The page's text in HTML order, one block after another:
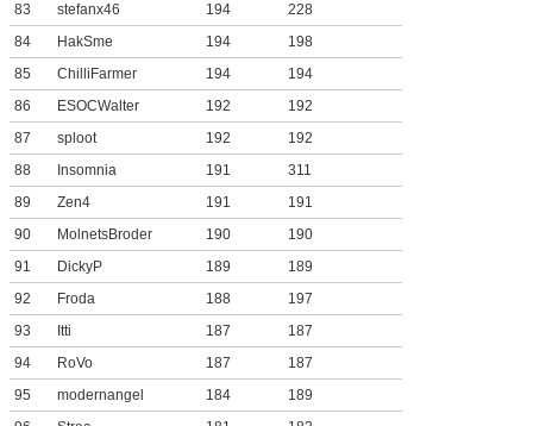
83
stefanx46 194
228
84
HakSme 194
198
85
ChilliFarmer 194
194
86
ESOCWalter 192
192
87
sploot 192
192
88
Insomnia 191
311
89
Zen4 191
191
90
MolnetsBroder 190
190
91
DickyP 189
189
92
Froda 188
197
93
Itti 187
187
94
RoVo 187
187
95
modernangel 184
189